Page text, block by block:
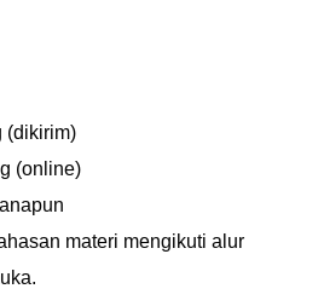
(dikirim)
(online)
materi mengikuti alur